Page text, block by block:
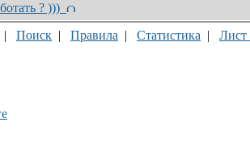
? )))
| Поиск | Правила | Статистика | Лист